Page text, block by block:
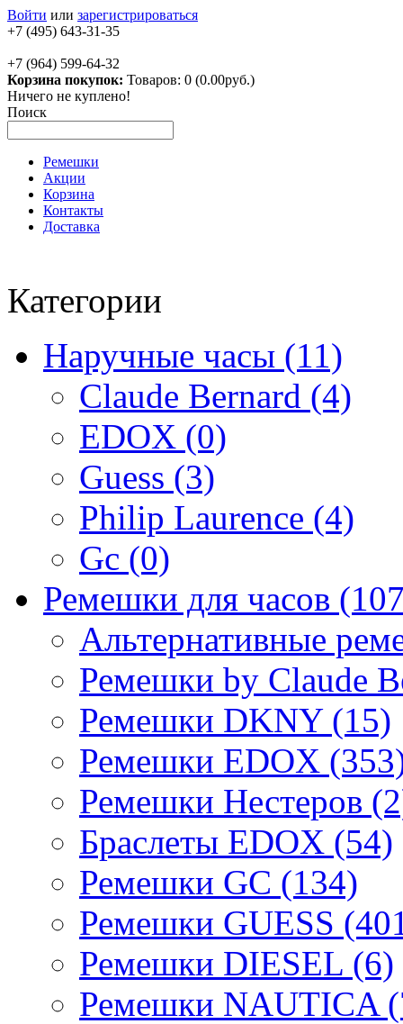
Войти или зарегистрироваться
+7 (495) 643-31-35
+7 (964) 599-64-32
Корзина покупок: Товаров: 0 (0.00руб.)
Ничего не куплено!
Поиск
Ремешки
Акции
Корзина
Контакты
Доставка
Категории
Наручные часы (11)
Claude Bernard (4)
EDOX (0)
Guess (3)
Philip Laurence (4)
Gc (0)
Ремешки для часов
Альтернативные
Ремешки by Claude
Ремешки DKNY (15)
Ремешки EDOX
Ремешки Нестеров
Браслеты EDOX (54)
Ремешки GC (134)
Ремешки GUESS
Ремешки DIESEL (6)
Ремешки NAUTICA